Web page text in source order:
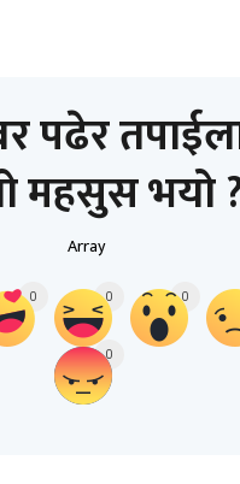
पढेर
महसुस भयो
Array
0 0 0
0